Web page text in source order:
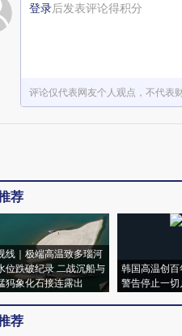
登录后发表评论得积分
评论仅代表网友个人观点，不代表
荐
线｜极端高温致多瑙河
位跌破纪录 二战沉船与
犸象化石接连露出
韩国高温创百
警告停止一切
荐